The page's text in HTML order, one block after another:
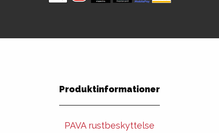
Produktinformationer
PAVA rustbeskyttelse